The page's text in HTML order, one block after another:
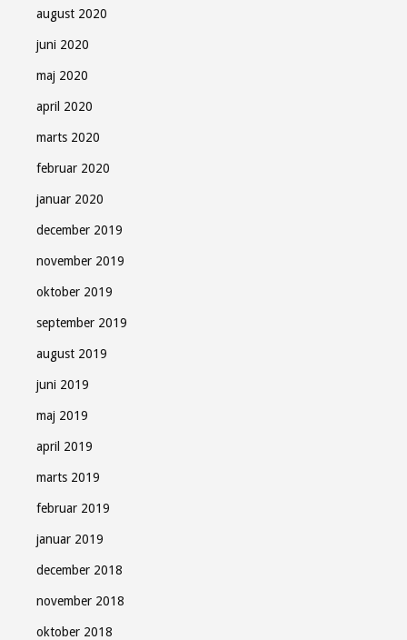
august 2020
juni 2020
maj 2020
april 2020
marts 2020
februar 2020
januar 2020
december 2019
november 2019
oktober 2019
september 2019
august 2019
juni 2019
maj 2019
april 2019
marts 2019
februar 2019
januar 2019
december 2018
november 2018
oktober 2018